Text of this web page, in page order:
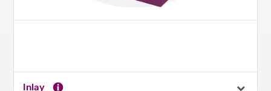
Inlay